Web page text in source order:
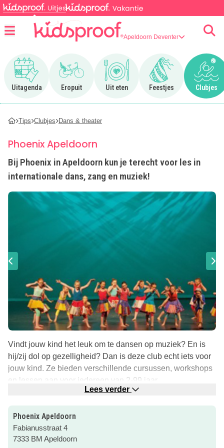
Apeldoorn Deventer
Uitagenda
Ga naar Uitagenda
Eropuit
Ga naar Eropuit
Uit eten
Ga naar Uit eten
Feestjes
Ga naar Feestjes
Clubjes
Ga
Tips Clubjes Dans & theater
Phoenix Apeldoorn
Bij Phoenix in Apeldoorn kun je terecht voor les in
internationale dans, zang en muziek!
Vindt jouw kind het leuk om te dansen op muziek? En is
hij/zij dol op gezelligheid? Dan is deze club echt iets voor
jouw kind. Ze bieden verschillende cursussen, workshops
en lessen aan voor iedereen van 2-99 jaar.
bod. Er worden dansen aangeleerd die aansluiten bij de
fantasie van kinderen, plezier staat voorop. De oudere
groepen richten zich meer op werelddans. Er is aandacht
Lees verder
Phoenix Apeldoorn
Fabianusstraat 4
7333 BM Apeldoorn